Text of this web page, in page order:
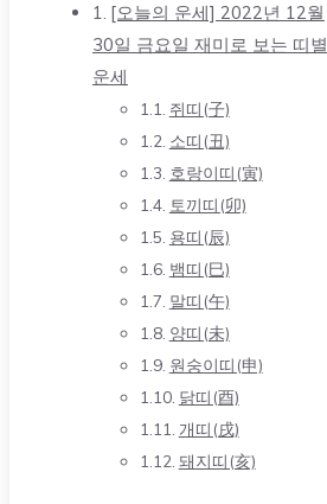
[오늘의 운세] 2022년 12월
30일 금요일 재미로 보는 띠별
운세
쥐띠(子)
소띠(丑)
호랑이띠(寅)
토끼띠(卯)
용띠(辰)
뱀띠(巳)
말띠(午)
양띠(未)
원숭이띠(申)
닭띠(酉)
개띠(戌)
돼지띠(亥)